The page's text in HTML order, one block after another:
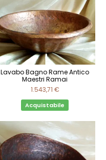
Lavabo Bagno Rame Antico
Maestri Ramai
1.543,71 €
Acquistabile